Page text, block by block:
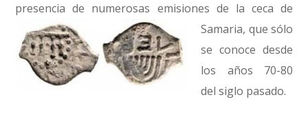
presencia de numerosas emisiones de la ceca de
Samaria, que sólo
se conoce desde
los años 70-80
del siglo pasado.